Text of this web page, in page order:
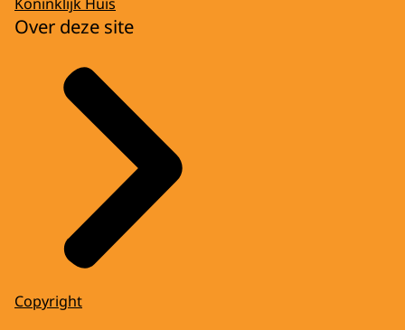
Over deze site
Copyright